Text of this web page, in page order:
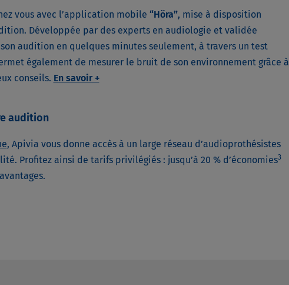
vous avec l’application mobile “Höra”, mise à disposition
Développée par des experts en audiologie et validée
audition en quelques minutes seulement, à travers un test
également de mesurer le bruit de son environnement grâce à
conseils. En savoir +
audition
, Apivia vous donne accès à un large réseau d’audioprothésistes
Profitez ainsi de tarifs privilégiés : jusqu’à 20 % d’économies3